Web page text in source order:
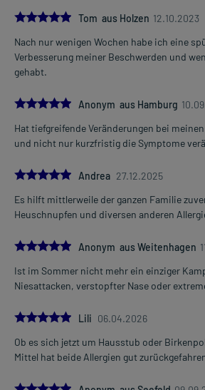
5.0
Tom aus Holzen 12.10.2023
Nach nur wenigen Wochen habe ich eine
Verbesserung meiner Beschwerden und
gehabt.
5.0Anonym aus Hamburg
Hat tiefgreifende Veränderungen bei
und nicht nur kurzfristig die Symptome
5.0Andrea 27.12.2025
Es hilft mittlerweile der ganzen Familie
Heuschnupfen und diversen anderen
5.0Anonym aus Weitenhagen
Ist im Sommer nicht mehr ein einziger
Niesattacken, verstopfter Nase oder
5.0Lili 06.04.2026
Ob es sich jetzt um Hausstub oder
Mittel hat beide Allergien gut